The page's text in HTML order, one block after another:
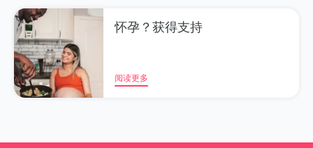
怀孕？获得支持
阅读更多